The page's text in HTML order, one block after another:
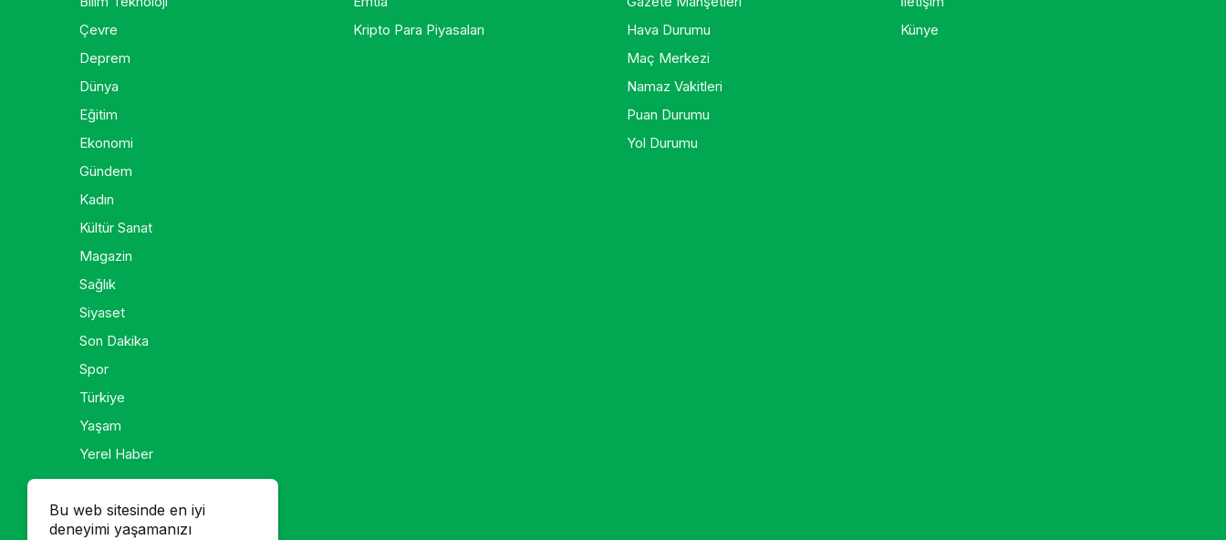
Bu web sitesinde en iyi
deneyimi yaşamanızı
Çevre
Deprem
Dünya
Eğitim
Ekonomi
Gündem
Kadın
Kültür Sanat
Magazin
Sağlık
Siyaset
Son Dakika
Spor
Türkiye
Yaşam
Yerel Haber
Kripto Para Piyasaları
Hava Durumu
Maç Merkezi
Namaz Vakitleri
Puan Durumu
Yol Durumu
Künye
Foto Galeri